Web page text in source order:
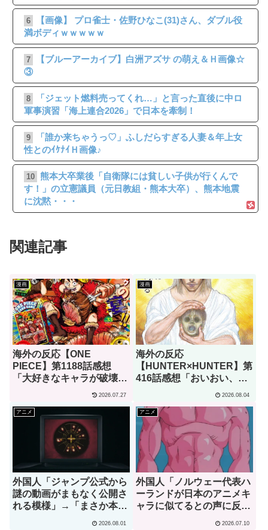
6
【画像】 プロ雀士・佐野ひなこ(31)さん、ダブル役
満ボディｗｗｗｗｗ
7
【ブルーアーカイブ】白洲アズサ の萌え＆Ｈ画像☆
③
8
「ジェット燃料売ってくれ…」と言った直後に中ロ
軍事演習「海上連合2026」で日本を牽制！
9
「誰か来ちゃうっ♡」ふしだらすぎる人妻＆年上女
性とのｲｹﾅｲＨ画像♪
10 熊本大卒業後「自衛隊には貧しい子供が行くんで
す！」の立憲議員（元日教組・熊本大卒）、熊本地震
に沈黙・・・
関連記事
漫画
海外の反応【ONE
PIECE】第1188話感想
「大好きなキャラが破壊さ
れるのを見て、これほど嬉
2026.07.27
漫画
海外の反応
【HUNTER×HUNTER】第
416話感想「おいおい、文
2026.08.04
アニメ
外国人「ジャンプ公式から
謎の動画がまもなく公開さ
れる模様」→「まさか本当
2026.08.01
アニメ
外国人「ノルウェー代表ハ
ーランドが日本のアニメキ
ャラに似てるとの声に反応
2026.07.10